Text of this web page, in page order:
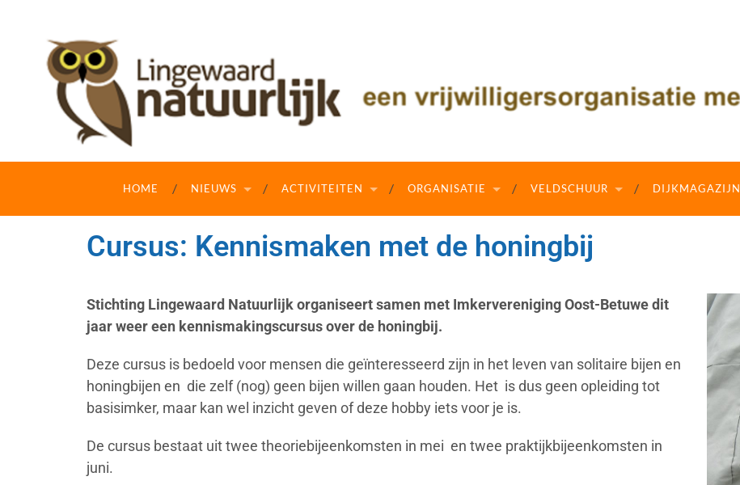
HOME NIEUWS ACTIVITEITEN ORGANISATIE VELDSCHUUR DIJKMAGAZIJN
Cursus: Kennismaken met de honingbij
Stichting Lingewaard Natuurlijk organiseert samen met Imkervereniging Oost-Betuwe dit
jaar weer een kennismakingscursus over de honingbij.
Deze cursus is bedoeld voor mensen die geïnteresseerd zijn in het leven van solitaire bijen en
honingbijen en die zelf (nog) geen bijen willen gaan houden. Het is dus geen opleiding tot
basisimker, maar kan wel inzicht geven of deze hobby iets voor je is.
De cursus bestaat uit twee theoriebijeenkomsten in mei en twee praktijkbijeenkomsten in
juni.